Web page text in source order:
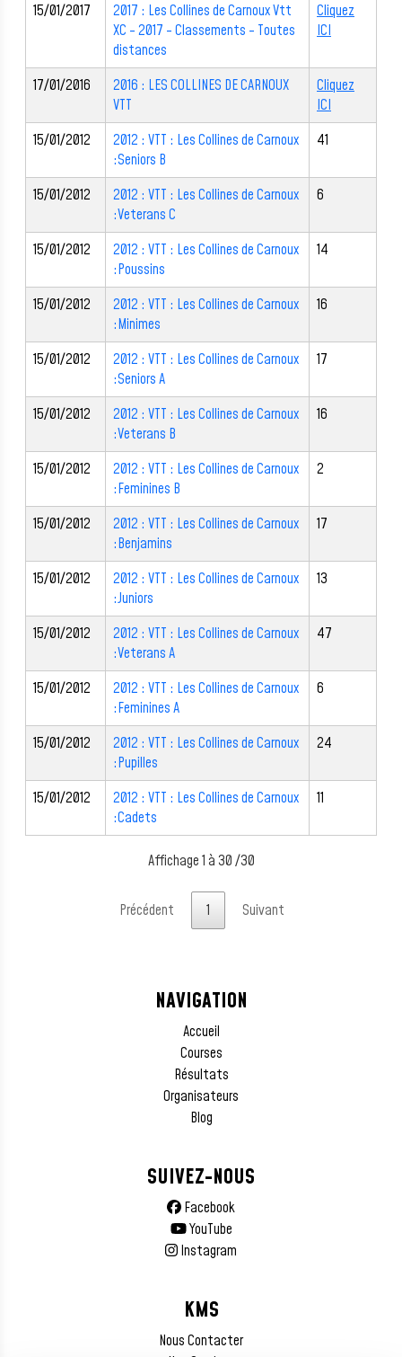
15/01/2017
2017 : Les Collines de Carnoux Vtt
XC - 2017 - Classements - Toutes
distances
Cliquez
ICI
17/01/2016
2016 : LES COLLINES DE CARNOUX
VTT
Cliquez
ICI
15/01/2012
2012 : VTT : Les Collines de Carnoux
:Seniors B
41
15/01/2012
2012 : VTT : Les Collines de Carnoux
:Veterans C
6
15/01/2012
2012 : VTT : Les Collines de Carnoux
:Poussins
14
15/01/2012
2012 : VTT : Les Collines de Carnoux
:Minimes
16
15/01/2012
2012 : VTT : Les Collines de Carnoux
:Seniors A
17
15/01/2012
2012 : VTT : Les Collines de Carnoux
:Veterans B
16
15/01/2012
2012 : VTT : Les Collines de Carnoux
:Feminines B
2
15/01/2012
2012 : VTT : Les Collines de Carnoux
:Benjamins
17
15/01/2012
2012 : VTT : Les Collines de Carnoux
:Juniors
13
15/01/2012
2012 : VTT : Les Collines de Carnoux
:Veterans A
47
15/01/2012
2012 : VTT : Les Collines de Carnoux
:Feminines A
6
15/01/2012
2012 : VTT : Les Collines de Carnoux
:Pupilles
24
15/01/2012
2012 : VTT : Les Collines de Carnoux
:Cadets
11
Affichage 1 à 30 /30
Précédent 1 Suivant
NAVIGATION
Accueil
Courses
Résultats
Organisateurs
Blog
SUIVEZ-NOUS
Facebook
YouTube
Instagram
KMS
Nous Contacter